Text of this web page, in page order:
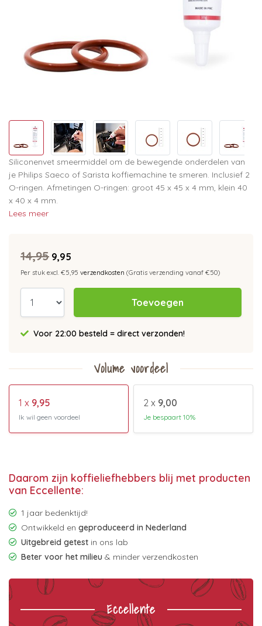
Siliconenvet smeermiddel om de bewegende onderdelen van
je Philips Saeco of Sarista koffiemachine te smeren. Inclusief 2
O-ringen. Afmetingen O-ringen: groot 45 x 45 x 4 mm, klein 40
x 40 x 4 mm.
Lees meer
14,95 9,95
Per stuk excl. €5,95 verzendkosten (Gratis verzending vanaf €50)
Toevoegen
Voor 22:00 besteld = direct verzonden!
Volume voordeel
1 x 9,95
Ik wil geen voordeel
2 x 9,00
Je bespaart 10%
Daarom zijn koffieliefhebbers blij met producten
van Eccellente:
1 jaar bedenktijd!
Ontwikkeld en geproduceerd in Nederland
Uitgebreid getest in ons lab
Beter voor het milieu & minder verzendkosten
Eccellente